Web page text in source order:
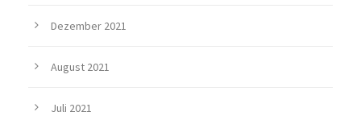
Dezember 2021
August 2021
Juli 2021